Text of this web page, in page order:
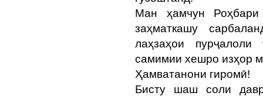
Ман ҳамчун
заҳматкашу
лаҳзаҳои
самимии хешро изҳор
Ҳамватанони гиромӣ!
Бисту шаш соли